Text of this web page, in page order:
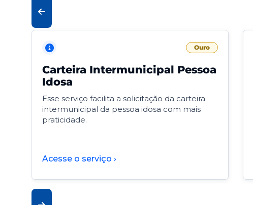
Ouro
Carteira Intermunicipal Pessoa
Idosa
Esse serviço facilita a solicitação da carteira
intermunicipal da pessoa idosa com mais
praticidade.
Acesse o serviço ›